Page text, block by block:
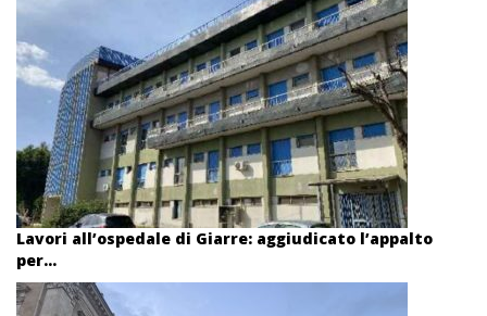
Lavori all’ospedale di Giarre: aggiudicato l’appalto
per...